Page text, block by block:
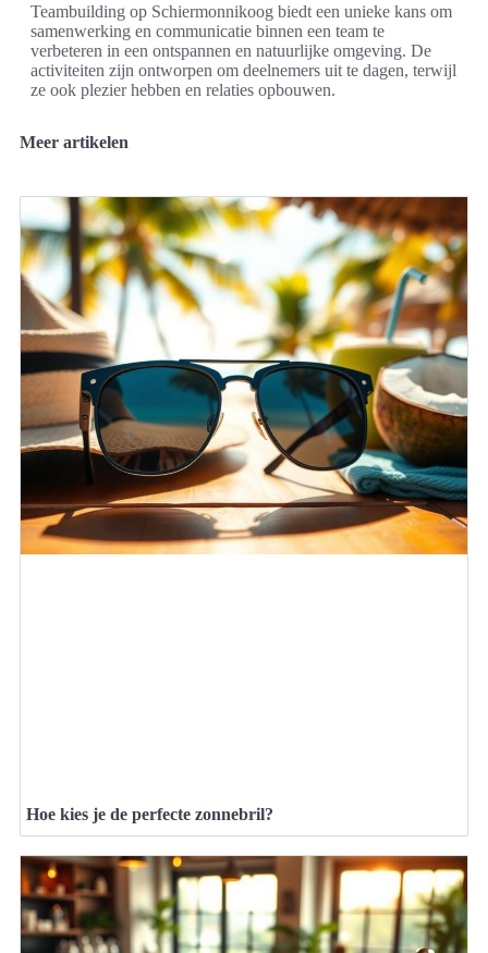
Teambuilding op Schiermonnikoog biedt een unieke kans om
samenwerking en communicatie binnen een team te
verbeteren in een ontspannen en natuurlijke omgeving. De
activiteiten zijn ontworpen om deelnemers uit te dagen, terwijl
ze ook plezier hebben en relaties opbouwen.
Meer artikelen
Hoe kies je de perfecte zonnebril?